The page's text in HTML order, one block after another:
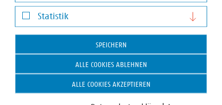
Darstellung von YouTube-Videos
Statistik
Statistik
SPEICHERN
ALLE COOKIES ABLEHNEN
ALLE COOKIES AKZEPTIEREN